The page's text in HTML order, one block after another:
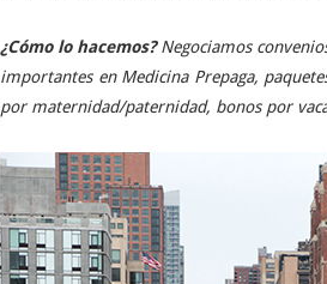
¿Cómo lo hacemos?Negociamos
importantes en Medicina Prepaga,
por maternidad/paternidad, bonos por